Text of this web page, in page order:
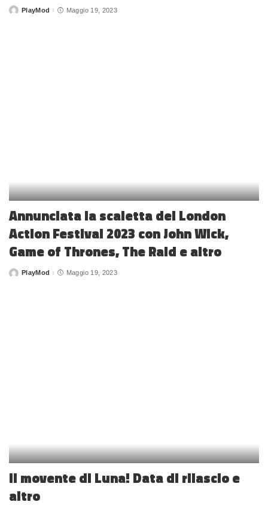
PostedPlayMod Maggio 19, 2023
Annunciata la scaletta del London
Action Festival 2023 con John Wick,
Game of Thrones, The Raid e altro
PostedPlayMod Maggio 19, 2023
Il movente di Luna! Data di rilascio e
altro